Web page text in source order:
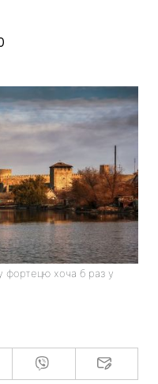
фортецю хоча б раз у